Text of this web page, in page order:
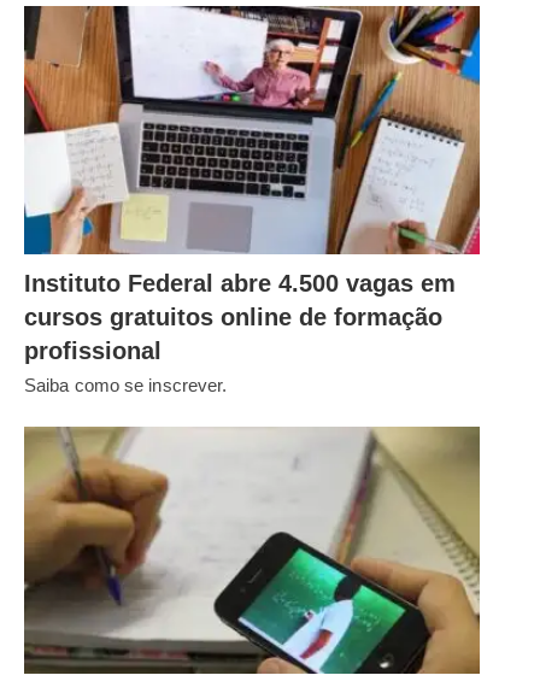
Instituto Federal abre 4.500 vagas em
cursos gratuitos online de formação
profissional
Saiba como se inscrever.